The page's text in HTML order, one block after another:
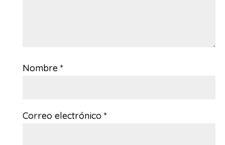
Nombre *
Correo electrónico *